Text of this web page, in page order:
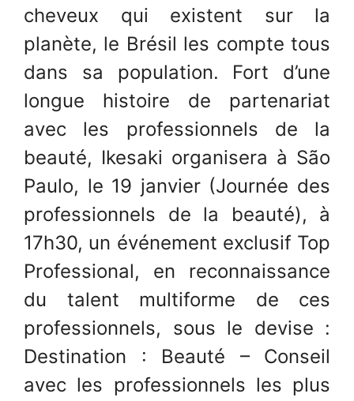
cheveux qui existent sur la
planète, le Brésil les compte tous
dans sa population. Fort d’une
longue histoire de partenariat
avec les professionnels de la
beauté, Ikesaki organisera à São
Paulo, le 19 janvier (Journée des
professionnels de la beauté), à
17h30, un événement exclusif Top
Professional, en reconnaissance
du talent multiforme de ces
professionnels, sous le devise :
Destination : Beauté – Conseil
avec les professionnels les plus